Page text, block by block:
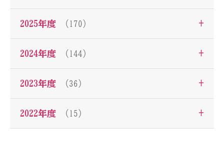
2025年度 （170） +
2024年度 （144） +
2023年度 （36） +
2022年度 （15） +